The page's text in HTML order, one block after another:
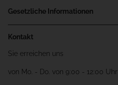
Gesetzliche Informationen
Kontakt
Sie erreichen uns
von Mo. - Do. von 9:00 - 12:00 Uhr